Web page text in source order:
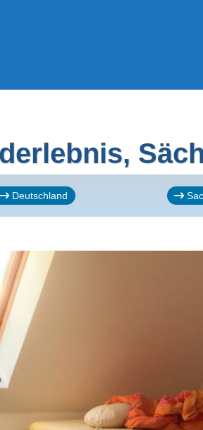
Deutschland